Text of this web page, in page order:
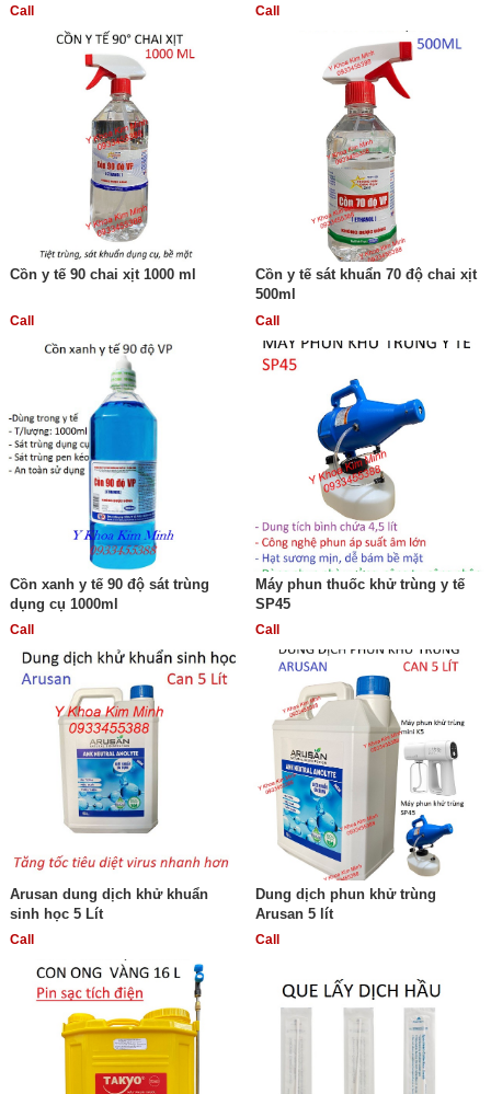
Call Call
Cồn y tế 90 chai xịt 1000 ml
Call
Cồn y tế sát khuẩn 70 độ chai xịt
500ml
Call
Cồn xanh y tế 90 độ sát trùng
dụng cụ 1000ml
Call
Máy phun thuốc khử trùng y tế
SP45
Call
Arusan dung dịch khử khuẩn
sinh học 5 Lít
Call
Dung dịch phun khử trùng
Arusan 5 lít
Call